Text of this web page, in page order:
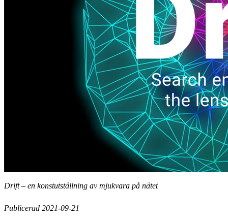
Drift – en konstutställning av mjukvara på nätet
Publicerad 2021-09-21